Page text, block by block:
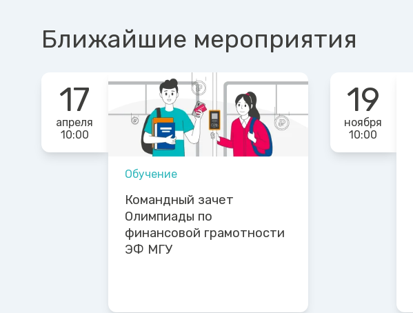
Ближайшие мероприятия
17
апреля
10:00
Обучение
Командный зачет
Олимпиады по
финансовой грамотности
ЭФ МГУ
19
ноября
10:00